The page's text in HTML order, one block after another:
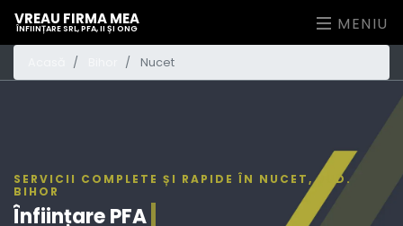
VREAU FIRMA MEA
ÎNFIINȚARE SRL, PFA, II ȘI ONG MENIU
Nucet
SERVICII COMPLETE ȘI RAPIDE ÎN NUCET, JUD.
BIHOR
ÎnființarePFA